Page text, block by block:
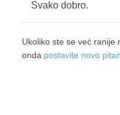
Svako dobro.
Ukoliko ste se već ranije
onda postavite novo